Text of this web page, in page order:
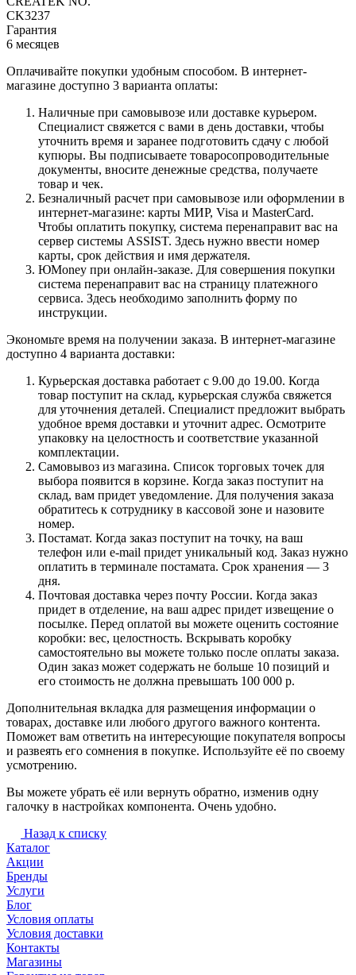
CK3237
Гарантия
6 месяцев
Оплачивайте покупки удобным способом. В интернет-
магазине доступно 3 варианта оплаты:
Наличные при самовывозе или доставке курьером.
Специалист свяжется с вами в день доставки, чтобы
уточнить время и заранее подготовить сдачу с любой
купюры. Вы подписываете товаросопроводительные
документы, вносите денежные средства, получаете
товар и чек.
Безналичный расчет при самовывозе или оформлении в
интернет-магазине: карты МИР, Visa и MasterCard.
Чтобы оплатить покупку, система перенаправит вас на
сервер системы ASSIST. Здесь нужно ввести номер
карты, срок действия и имя держателя.
ЮMoney при онлайн-заказе. Для совершения покупки
система перенаправит вас на страницу платежного
сервиса. Здесь необходимо заполнить форму по
инструкции.
Экономьте время на получении заказа. В интернет-магазине
доступно 4 варианта доставки:
Курьерская доставка работает с 9.00 до 19.00. Когда
товар поступит на склад, курьерская служба свяжется
для уточнения деталей. Специалист предложит выбрать
удобное время доставки и уточнит адрес. Осмотрите
упаковку на целостность и соответствие указанной
комплектации.
Самовывоз из магазина. Список торговых точек для
выбора появится в корзине. Когда заказ поступит на
склад, вам придет уведомление. Для получения заказа
обратитесь к сотруднику в кассовой зоне и назовите
номер.
Постамат. Когда заказ поступит на точку, на ваш
телефон или e-mail придет уникальный код. Заказ нужно
оплатить в терминале постамата. Срок хранения — 3
дня.
Почтовая доставка через почту России. Когда заказ
придет в отделение, на ваш адрес придет извещение о
посылке. Перед оплатой вы можете оценить состояние
коробки: вес, целостность. Вскрывать коробку
самостоятельно вы можете только после оплаты заказа.
Один заказ может содержать не больше 10 позиций и
его стоимость не должна превышать 100 000 р.
Дополнительная вкладка для размещения информации о
товарах, доставке или любого другого важного контента.
Поможет вам ответить на интересующие покупателя вопросы
и развеять его сомнения в покупке. Используйте её по своему
усмотрению.
Вы можете убрать её или вернуть обратно, изменив одну
галочку в настройках компонента. Очень удобно.
Назад к списку
Каталог
Акции
Бренды
Услуги
Блог
Условия оплаты
Условия доставки
Контакты
Магазины